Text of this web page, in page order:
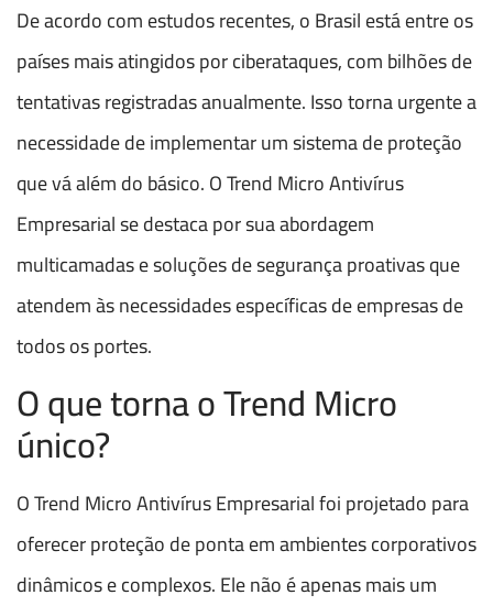
De acordo com estudos recentes, o Brasil está entre os
países mais atingidos por ciberataques, com bilhões de
tentativas registradas anualmente. Isso torna urgente a
necessidade de implementar um sistema de proteção
que vá além do básico. O Trend Micro Antivírus
Empresarial se destaca por sua abordagem
multicamadas e soluções de segurança proativas que
atendem às necessidades específicas de empresas de
todos os portes.
O que torna o Trend Micro
único?
O Trend Micro Antivírus Empresarial foi projetado para
oferecer proteção de ponta em ambientes corporativos
dinâmicos e complexos. Ele não é apenas mais um